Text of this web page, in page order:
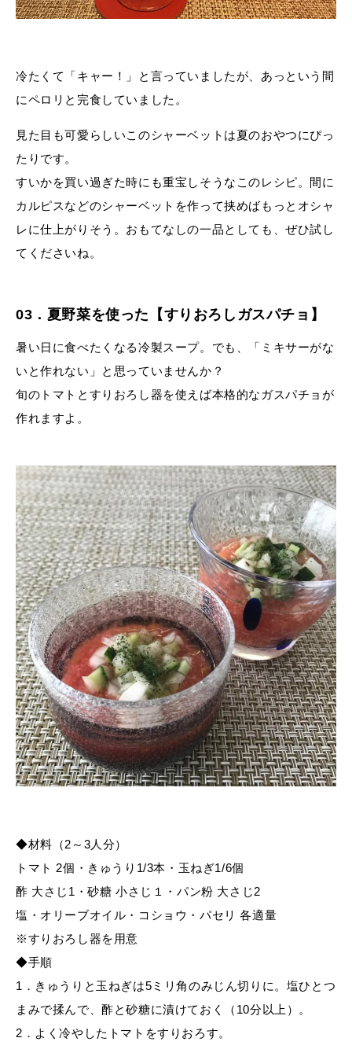
冷たくて「キャー！」と言っていましたが、あっという間
にペロリと完食していました。
見た目も可愛らしいこのシャーベットは夏のおやつにぴっ
たりです。
すいかを買い過ぎた時にも重宝しそうなこのレシピ。間に
カルピスなどのシャーベットを作って挟めばもっとオシャ
レに仕上がりそう。おもてなしの一品としても、ぜひ試し
てくださいね。
03．夏野菜を使った【すりおろしガスパチョ】
暑い日に食べたくなる冷製スープ。でも、「ミキサーがな
いと作れない」と思っていませんか？
旬のトマトとすりおろし器を使えば本格的なガスパチョが
作れますよ。
◆材料（2～3人分）
トマト 2個・きゅうり1/3本・玉ねぎ1/6個
酢 大さじ1・砂糖 小さじ１・パン粉 大さじ2
塩・オリーブオイル・コショウ・パセリ 各適量
※すりおろし器を用意
◆手順
1．きゅうりと玉ねぎは5ミリ角のみじん切りに。塩ひとつ
まみで揉んで、酢と砂糖に漬けておく（10分以上）。
2．よく冷やしたトマトをすりおろす。